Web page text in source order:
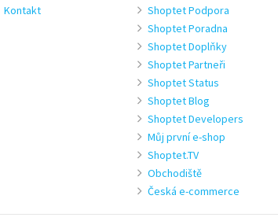
Kontakt
Shoptet Podpora
Shoptet Poradna
Shoptet Doplňky
Shoptet Partneři
Shoptet Status
Shoptet Blog
Shoptet Developers
Můj první e-shop
Shoptet.TV
Obchodiště
Česká e-commerce